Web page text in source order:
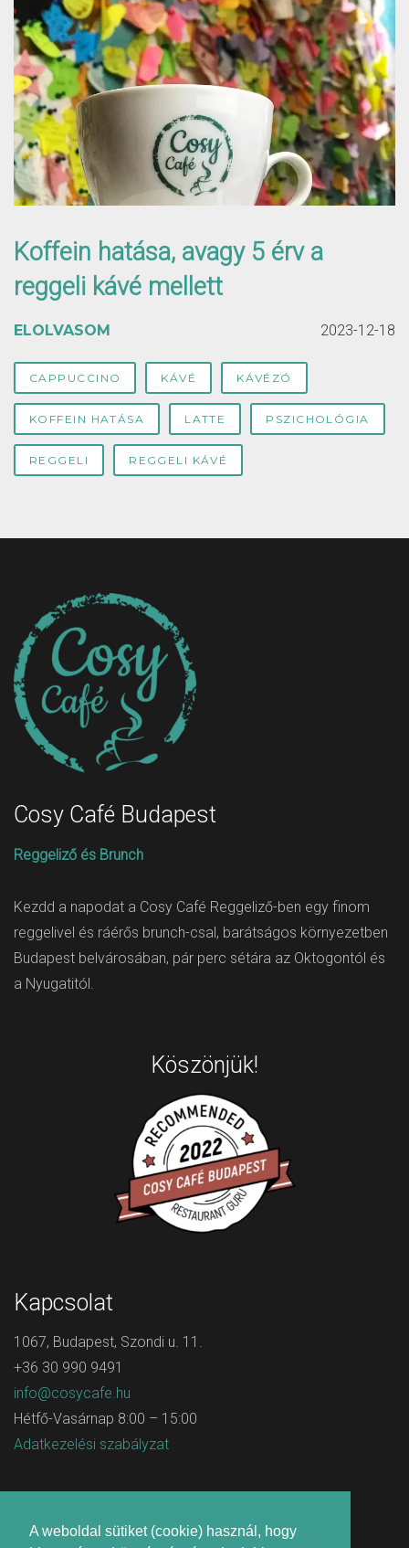
Koffein hatása, avagy 5 érv a
reggeli kávé mellett
ELOLVASOM 2023-12-18
CAPPUCCINO KÁVÉ KÁVÉZÓ
KOFFEIN HATÁSA LATTE PSZICHOLÓGIA
REGGELI REGGELI KÁVÉ
Cosy Café Budapest
Reggeliző és Brunch
Kezdd a napodat a Cosy Café Reggeliző-ben egy finom
reggelivel és ráérős brunch-csal, barátságos környezetben
Budapest belvárosában, pár perc sétára az Oktogontól és
a Nyugatitól.
Köszönjük!
Kapcsolat
1067, Budapest, Szondi u. 11.
+36 30 990 9491
info@cosycafe.hu
Hétfő-Vasárnap 8:00 – 15:00
Adatkezelési szabályzat
A weboldal sütiket (cookie) használ, hogy